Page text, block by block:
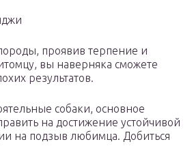
проявив терпение и
вы наверняка сможете
результатов.
собаки, основное
на достижение устойчивой
на подзыв любимца. Добиться